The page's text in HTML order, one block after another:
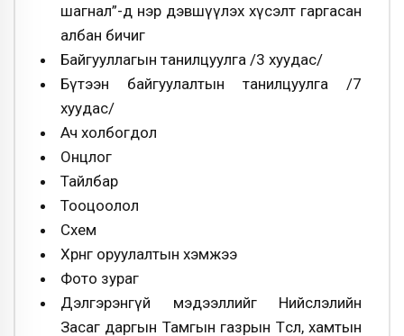
шагнал”-д нэр дэвшүүлэх хүсэлт гаргасан
албан бичиг
Байгууллагын танилцуулга /3 хуудас/
Бүтээн байгуулалтын танилцуулга /7
хуудас/
Ач холбогдол
Онцлог
Тайлбар
Тооцоолол
Схем
Хөрөнгө оруулалтын хэмжээ
Фото зураг
Дэлгэрэнгүй мэдээллийг Нийслэлийн
Засаг даргын Тамгын газрын Төсөл, хамтын